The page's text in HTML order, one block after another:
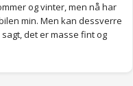
og vinter, men nå har
min. Men kan dessverre
det er masse fint og